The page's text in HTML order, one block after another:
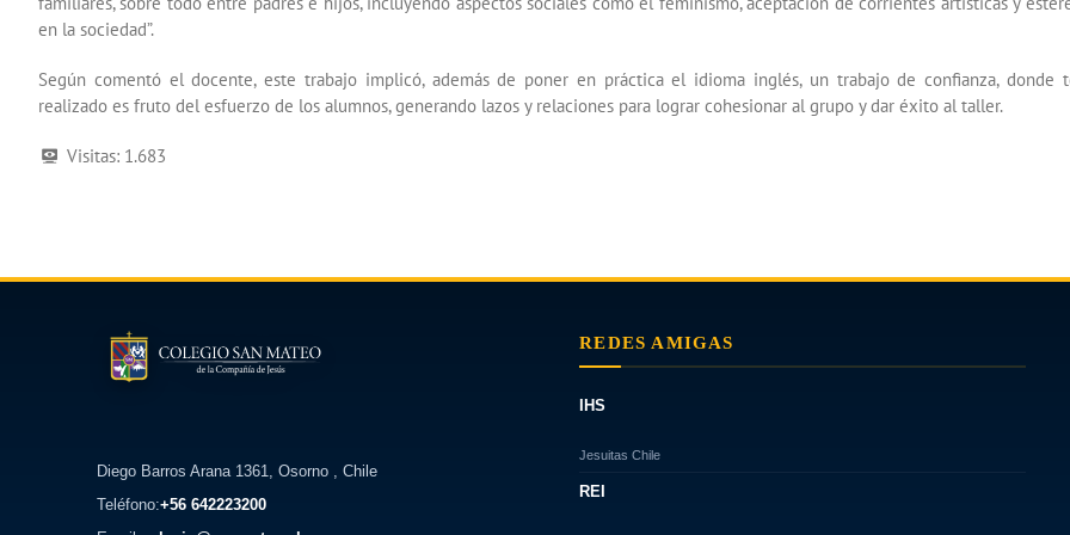
en la sociedad”.
Según comentó el docente, este trabajo implicó, además de poner en práctica el idioma inglés, un trabajo de confianza, donde
realizado es fruto del esfuerzo de los alumnos, generando lazos y relaciones para lograr cohesionar al grupo y dar éxito al taller.
Visitas: 1.683
Diego Barros Arana 1361, Osorno , Chile
Teléfono:+56 642223200
REDES AMIGAS
IHS
Jesuitas Chile
REI